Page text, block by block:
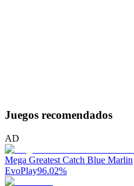
Juegos recomendados
AD
Mega Greatest Catch Blue Marlin
EvoPlay96.02%